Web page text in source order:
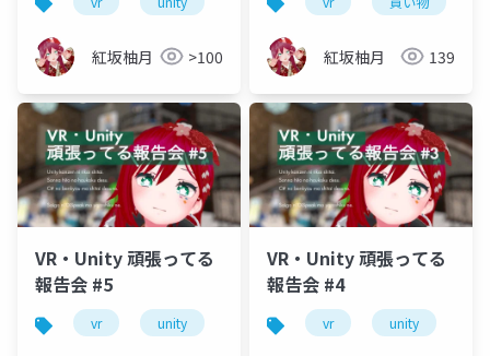
紅坂柚月 >100 紅坂柚月 139
VR・Unity 頑張ってる
報告会 #5
vr unity vrchat 初心者
VR・Unity 頑張ってる
報告会 #4
vr unity